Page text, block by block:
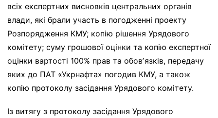
всіх експертних висновків центральних органів
влади, які брали участь в погодженні проекту
Розпорядження КМУ; копію рішення Урядового
комітету; суму грошової оцінки та копію експертної
оцінки вартості 100% прав та обовʼязків, передачу
яких до ПАТ «Укрнафта» погодив КМУ, а також
копію протоколу засідання Урядового комітету.
Із витягу з протоколу засідання Урядового